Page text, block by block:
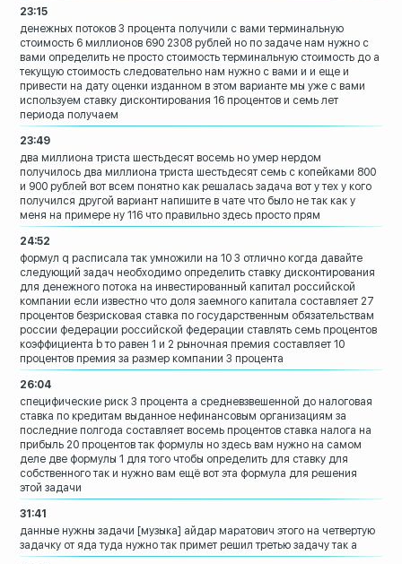
23:15
денежных потоков 3 процента получили с вами терминальную
стоимость 6 миллионов 690 2308 рублей но по задаче нам нужно с
вами определить не просто стоимость терминальную стоимость до а
текущую стоимость следовательно нам нужно с вами и и еще и
привести на дату оценки изданном в этом варианте мы уже с вами
используем ставку дисконтирования 16 процентов и семь лет
периода получаем
23:49
два миллиона триста шестьдесят восемь но умер нердом
получилось два миллиона триста шестьдесят семь с копейками 800
и 900 рублей вот всем понятно как решалась задача вот у тех у кого
получился другой вариант напишите в чате что было не так как у
меня на примере ну 116 что правильно здесь просто прям
24:52
формул q расписала так умножили на 10 3 отлично когда давайте
следующий задач необходимо определить ставку дисконтирования
для денежного потока на инвестированный капитал российской
компании если известно что доля заемного капитала составляет 27
процентов безрисковая ставка по государственным обязательствам
россии федерации российской федерации ставлять семь процентов
коэффициента b то равен 1 и 2 рыночная премия составляет 10
процентов премия за размер компании 3 процента
26:04
специфические риск 3 процента а средневзвешенной до налоговая
ставка по кредитам выданное нефинансовым организациям за
последние полгода составляет восемь процентов ставка налога на
прибыль 20 процентов так формулы но здесь вам нужно на самом
деле две формулы 1 для того чтобы определить для ставку для
собственного так и нужно вам ещё вот эта формула для решения
этой задачи
31:41
данные нужны задачи [музыка] айдар маратович этого на четвертую
задачку от яда туда нужно так примет решил третью задачу так а